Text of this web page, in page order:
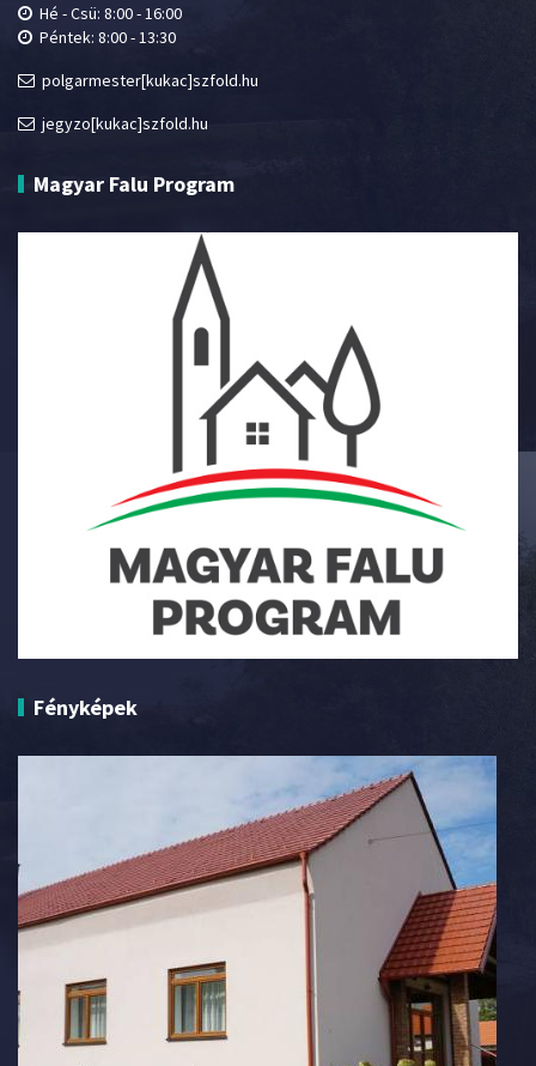
Hé - Csü: 8:00 - 16:00
Péntek: 8:00 - 13:30
polgarmester[kukac]szfold.hu
jegyzo[kukac]szfold.hu
Magyar Falu Program
Fényképek